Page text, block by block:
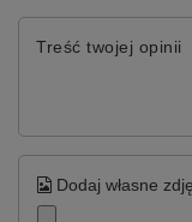
Treść twojej opinii
Dodaj własne